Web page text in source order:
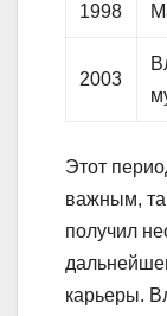
1998
2003
Этот
важным,
получил
карьеры.